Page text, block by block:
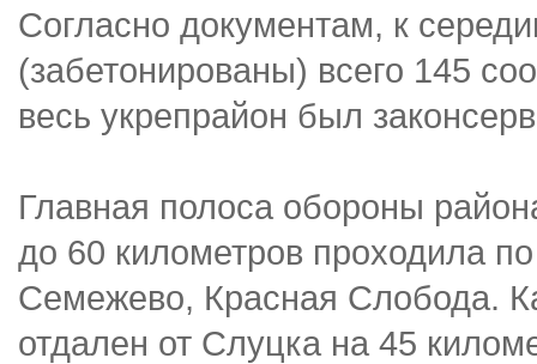
Согласно документам, к
(забетонированы) всего 145
весь укрепрайон был
Главная полоса обороны
до 60 километров проходила
Семежево, Красная Слобода.
отдален от Слуцка на 45